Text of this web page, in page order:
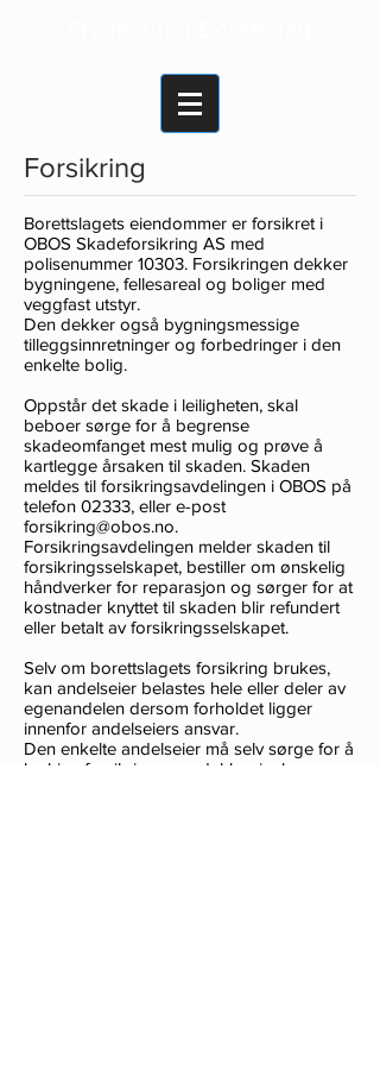
Forsikring
Borettslagets eiendommer er forsikret i
OBOS Skadeforsikring AS med
polisenummer 10303. Forsikringen dekker
bygningene, fellesareal og boliger med
veggfast utstyr.
Den dekker også bygningsmessige
tilleggsinnretninger og forbedringer i den
enkelte bolig.
Oppstår det skade i leiligheten, skal
beboer sørge for å begrense
skadeomfanget mest mulig og prøve å
kartlegge årsaken til skaden. Skaden
meldes til forsikringsavdelingen i OBOS på
telefon 02333, eller e-post
forsikring@obos.no.
Forsikringsavdelingen melder skaden til
forsikringsselskapet, bestiller om ønskelig
håndverker for reparasjon og sørger for at
kostnader knyttet til skaden blir refundert
eller betalt av forsikringsselskapet.
Selv om borettslagets forsikring brukes,
kan andelseier belastes hele eller deler av
egenandelen dersom forholdet ligger
innenfor andelseiers ansvar.
Den enkelte andelseier må selv sørge for å
ha hjemforsikring som dekker innbo og